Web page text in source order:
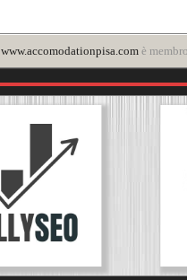
www.accomodationpisa.comè